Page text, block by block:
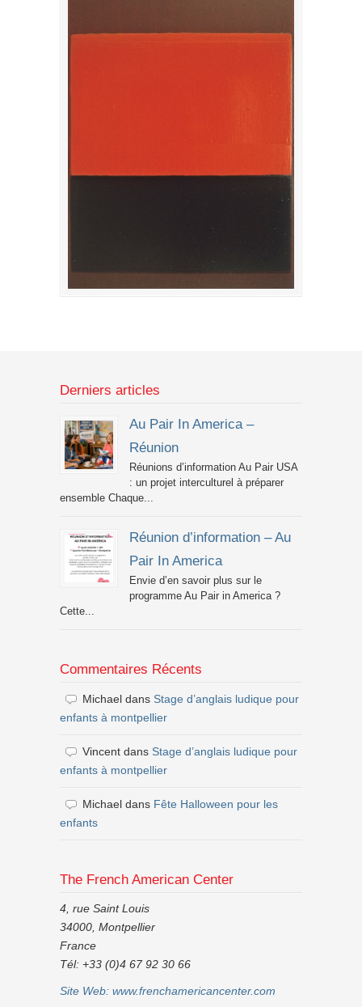
Derniers articles
Au Pair In America –
Réunion
Réunions d’information Au Pair USA
: un projet interculturel à préparer
ensemble Chaque...
Réunion d’information – Au
Pair In America
Envie d’en savoir plus sur le
programme Au Pair in America ?
Cette...
Commentaires Récents
Michael dans Stage d’anglais ludique pour
enfants à montpellier
Vincent dans Stage d’anglais ludique pour
enfants à montpellier
Michael dans Fête Halloween pour les
enfants
The French American Center
4, rue Saint Louis
34000, Montpellier
France
Tél: +33 (0)4 67 92 30 66
Site Web: www.frenchamericancenter.com